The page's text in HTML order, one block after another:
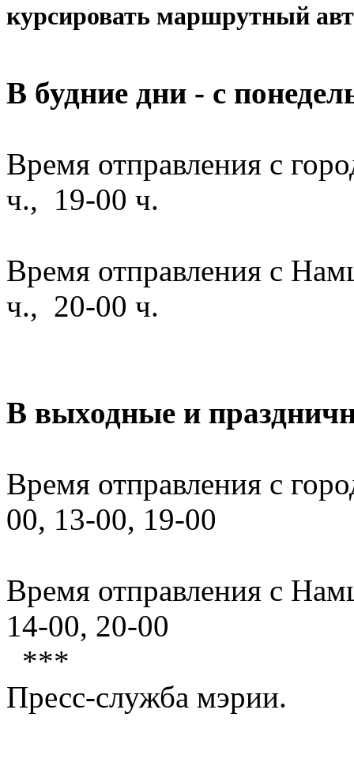
курсировать маршрутный
В будние дни - с
Время отправления с
ч., 19-00 ч.
Время отправления с
ч., 20-00 ч.
В выходные и
Время отправления с
00, 13-00, 19-00
Время отправления с
14-00, 20-00
***
Пресс-служба мэрии.